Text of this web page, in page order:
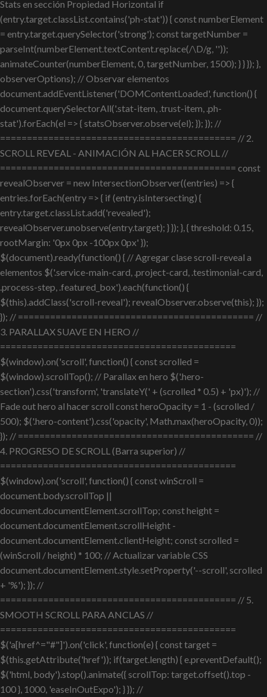
Stats en sección Propiedad Horizontal if
(entry.target.classList.contains('ph-stat')) { const numberElement
= entry.target.querySelector('strong'); const targetNumber =
parseInt(numberElement.textContent.replace(/\D/g, ''));
animateCounter(numberElement, 0, targetNumber, 1500); } } }); },
observerOptions); // Observar elementos
document.addEventListener('DOMContentLoaded', function() {
document.querySelectorAll('.stat-item, .trust-item, .ph-
stat').forEach(el => { statsObserver.observe(el); }); }); //
============================================ // 2.
SCROLL REVEAL - ANIMACIÓN AL HACER SCROLL //
============================================ const
revealObserver = new IntersectionObserver((entries) => {
entries.forEach(entry => { if (entry.isIntersecting) {
entry.target.classList.add('revealed');
revealObserver.unobserve(entry.target); } }); }, { threshold: 0.15,
rootMargin: '0px 0px -100px 0px' });
$(document).ready(function() { // Agregar clase scroll-reveal a
elementos $('.service-main-card, .project-card, .testimonial-card,
.process-step, .featured_box').each(function() {
$(this).addClass('scroll-reveal'); revealObserver.observe(this); });
}); // ============================================ //
3. PARALLAX SUAVE EN HERO //
============================================
$(window).on('scroll', function() { const scrolled =
$(window).scrollTop(); // Parallax en hero $('.hero-
section').css('transform', 'translateY(' + (scrolled * 0.5) + 'px)'); //
Fade out hero al hacer scroll const heroOpacity = 1 - (scrolled /
500); $('.hero-content').css('opacity', Math.max(heroOpacity, 0));
}); // ============================================ //
4. PROGRESO DE SCROLL (Barra superior) //
============================================
$(window).on('scroll', function() { const winScroll =
document.body.scrollTop ||
document.documentElement.scrollTop; const height =
document.documentElement.scrollHeight -
document.documentElement.clientHeight; const scrolled =
(winScroll / height) * 100; // Actualizar variable CSS
document.documentElement.style.setProperty('--scroll', scrolled
+ '%'); }); //
============================================ // 5.
SMOOTH SCROLL PARA ANCLAS //
============================================
$('a[href^="#"]').on('click', function(e) { const target =
$(this.getAttribute('href')); if(target.length) { e.preventDefault();
$('html, body').stop().animate({ scrollTop: target.offset().top -
100 }, 1000, 'easeInOutExpo'); } }); //